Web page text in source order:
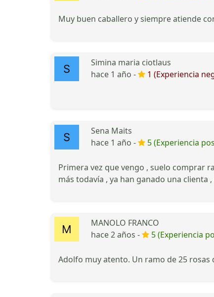
Muy buen caballero y siempre atiende
Simina maria ciotlaus
hace 1 año -
1 (Experiencia
Sena Maits
hace 1 año -
5 (Experiencia
Primera vez que vengo , suelo comprar
más todavía , ya han ganado una clienta
MANOLO FRANCO
hace 2 años -
5 (Experiencia
Adolfo muy atento. Un ramo de 25